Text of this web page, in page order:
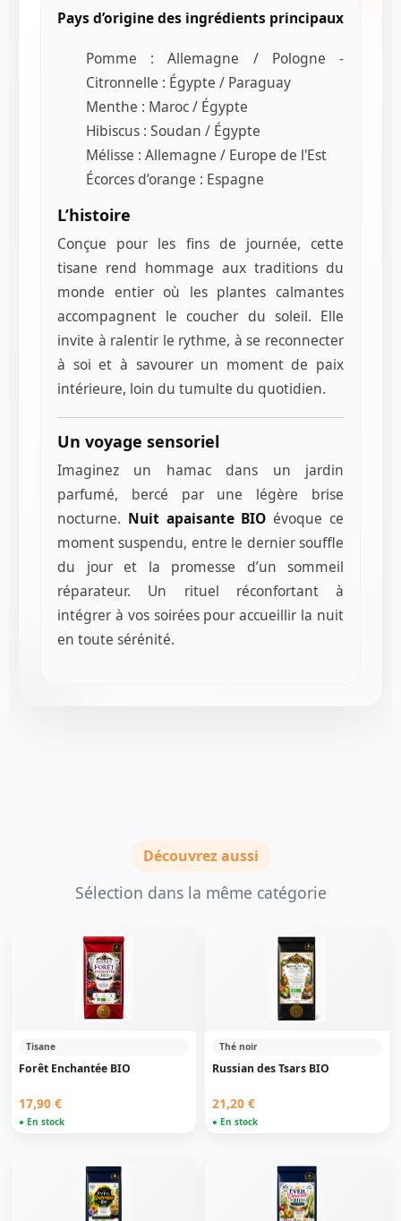
Pays d’origine des ingrédients principaux
Pomme : Allemagne / Pologne -
Citronnelle : Égypte / Paraguay
Menthe : Maroc / Égypte
Hibiscus : Soudan / Égypte
Mélisse : Allemagne / Europe de l'Est
Écorces d’orange : Espagne
L’histoire
Conçue pour les fins de journée, cette
tisane rend hommage aux traditions du
monde entier où les plantes calmantes
accompagnent le coucher du soleil. Elle
invite à ralentir le rythme, à se reconnecter
à soi et à savourer un moment de paix
intérieure, loin du tumulte du quotidien.
Un voyage sensoriel
Imaginez un hamac dans un jardin
parfumé, bercé par une légère brise
nocturne. Nuit apaisante BIO évoque ce
moment suspendu, entre le dernier souffle
du jour et la promesse d’un sommeil
réparateur. Un rituel réconfortant à
intégrer à vos soirées pour accueillir la nuit
en toute sérénité.
Découvrez aussi
Sélection dans la même catégorie
Tisane
Forêt Enchantée BIO
17,90 €
● En stock
Thé noir
Russian des Tsars BIO
21,20 €
● En stock